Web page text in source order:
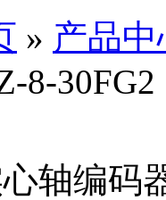
» 产品中
8-30FG2
轴编码